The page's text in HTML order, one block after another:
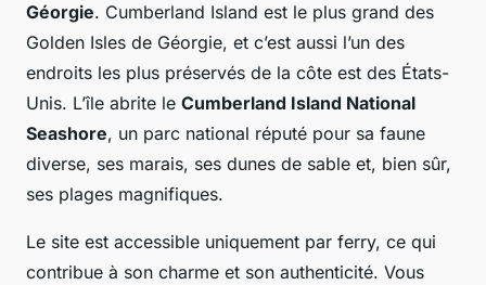
Géorgie. Cumberland Island est le plus grand des
Golden Isles de Géorgie, et c’est aussi l’un des
endroits les plus préservés de la côte est des États-
Unis. L’île abrite le Cumberland Island National
Seashore, un parc national réputé pour sa faune
diverse, ses marais, ses dunes de sable et, bien sûr,
ses plages magnifiques.
Le site est accessible uniquement par ferry, ce qui
contribue à son charme et son authenticité. Vous